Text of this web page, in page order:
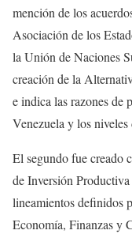
mención de los
Asociación de los
la Unión de Naciones
creación de la
e indica las razones de
Venezuela y los
El segundo fue creado
de Inversión
lineamientos definidos
Economía, Finanzas y